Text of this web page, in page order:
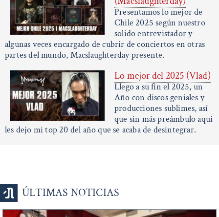
Presentamos lo mejor de
Chile 2025 según nuestro
solido entrevistador y
algunas veces encargado de cubrir de conciertos en otras
partes del mundo, Macslaughterday presente.
Lo mejor del 2025 (Vlad)
Llego a su fin el 2025, un
Año con discos geniales y
producciones sublimes, así
que sin más preámbulo aquí
les dejo mi top 20 del año que se acaba de desintegrar.
ÚLTIMAS NOTICIAS